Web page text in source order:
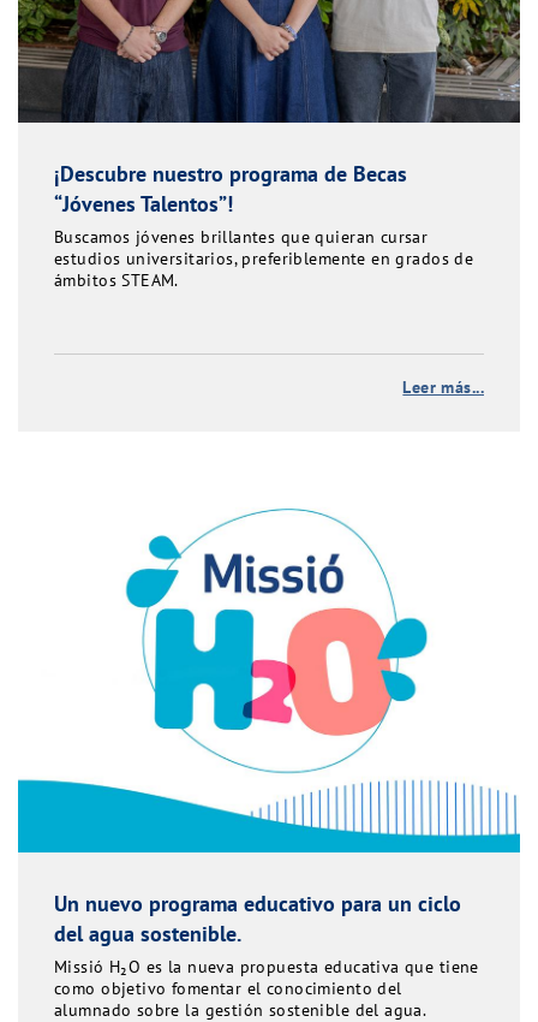
¡Descubre nuestro programa de Becas
“Jóvenes Talentos”!
Buscamos jóvenes brillantes que quieran cursar
estudios universitarios, preferiblemente en grados de
ámbitos STEAM.
Leer más...
Un nuevo programa educativo para un ciclo
del agua sostenible.
Missió H₂O es la nueva propuesta educativa que tiene
como objetivo fomentar el conocimiento del
alumnado sobre la gestión sostenible del agua.